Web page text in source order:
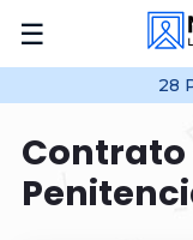
☰
28
Contrato